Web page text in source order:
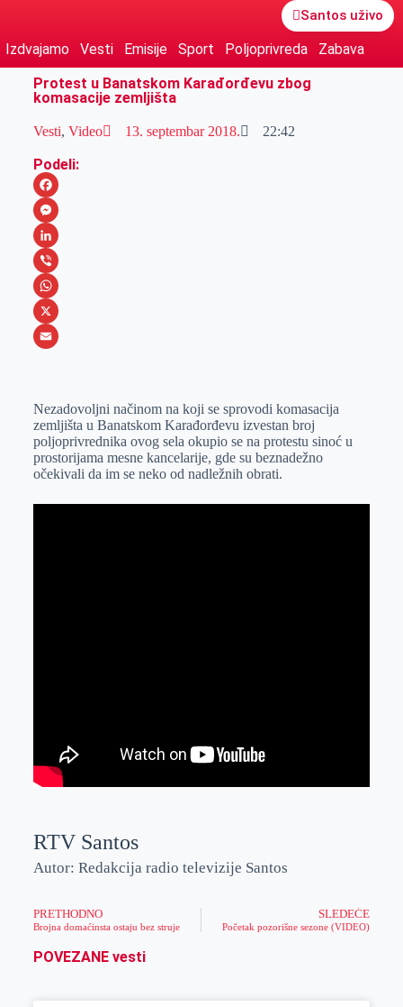
Santos uživo
Izdvajamo Vesti Emisije Sport Poljoprivreda
Zabava
Protest u Banatskom Karađorđevu zbog
komasacije zemljišta
Vesti, Video 13. septembar 2018. 22:42
Podeli:
F
a
c
e
b
o
M
e
s
s
e
e
r
L
i
n
k
I
n
V
i
b
W
h
s
A
p
X
a
i
l
Nezadovoljni načinom na koji se sprovodi komasacija
zemljišta u Banatskom Karađorđevu izvestan broj
poljoprivrednika ovog sela okupio se na protestu sinoć u
prostorijama mesne kancelarije, gde su beznadežno
očekivali da im se neko od nadležnih obrati.
RTV Santos
Autor: Redakcija radio televizije Santos
PRETHODNO
Brojna domaćinsta ostaju bez struje
SLEDEĆE
Početak pozorišne sezone (VIDEO)
POVEZANE vesti